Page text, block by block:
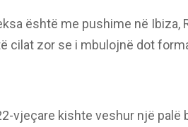
është me pushime në Ibiza,
cilat zor se i mbulojnë dot
vjeçare kishte veshur një